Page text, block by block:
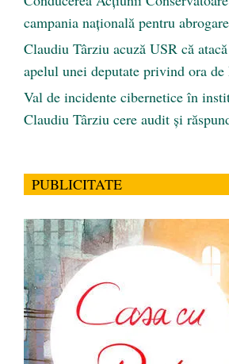
campania națională pentru
Claudiu Târziu acuză USR că
apelul unei deputate privind ora
Val de incidente cibernetice în
Claudiu Târziu cere audit și
PUBLICITATE